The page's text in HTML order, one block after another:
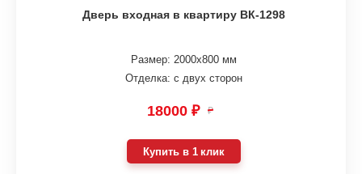
Дверь входная в квартиру ВК-1298
Размер: 2000х800 мм
Отделка: с двух сторон
18000 ₽ ₽
Купить в 1 клик